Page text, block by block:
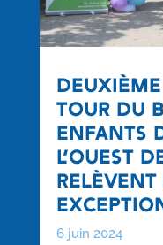
TOUR DU
ENFANTS
L’OUEST
6 juin 2024